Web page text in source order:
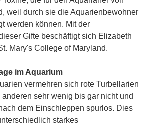
weil durch sie die Aquarienbewohner
werden können. Mit der
Gifte beschäftigt sich Elizabeth
Mary's College of Maryland.
im Aquarium
vermehren sich rote Turbellarien
sehr wenig bis gar nicht und
dem Einschleppen spurlos. Dies
starkes